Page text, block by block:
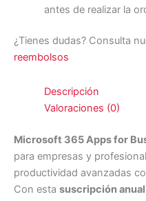
antes de realizar la
¿Tienes dudas? Consulta
reembolsos
Descripción
Valoraciones (0)
Microsoft 365 Apps for
para empresas y
productividad avanzadas
Con esta suscripción